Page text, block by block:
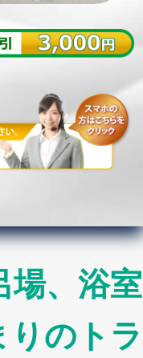
場、浴室
りのトラ